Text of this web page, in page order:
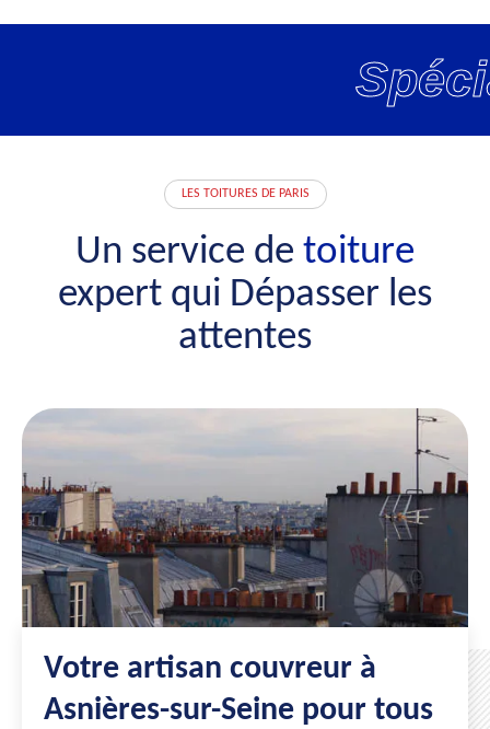
LES TOITURES DE PARIS
Un service de toiture
expert qui Dépasser les
attentes
Votre artisan couvreur à
Asnières-sur-Seine pour tous